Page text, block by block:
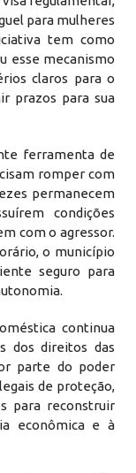
para mulheres
tem como
esse mecanismo
claros para o
prazos para sua
ferramenta de
romper com
permanecem
condições
com o agressor.
o município
seguro para
continua
dos direitos das
parte do poder
de proteção,
para reconstruir
econômica e à